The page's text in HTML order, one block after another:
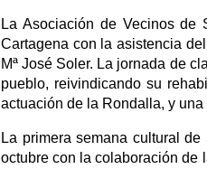
La Asociación de Vecinos
Cartagena con la asistencia
Mª José Soler. La jornada de
pueblo, reivindicando su
actuación de la Rondalla, y
La primera semana cultural
octubre con la colaboración de